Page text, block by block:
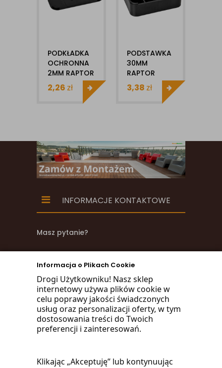
Informacja o Plikach Cookie
Drogi Użytkowniku! Nasz sklep
internetowy używa plików cookie w
celu poprawy jakości świadczonych
usług oraz personalizacji oferty, w tym
dostosowania treści do Twoich
preferencji i zainteresowań.
Klikając „Akceptuję” lub kontynuując
PODKŁADKA
OCHRONNA
2MM RAPTOR
DDR-PO
2,26 zł
PODSTAWKA
30MM
RAPTOR
DDR-P30
3,38 zł
INFORMACJE KONTAKTOWE
Masz pytanie?
zadzwoń
668 470 038
660 072 042
lub napisz:
biuro@woodmarket.pl